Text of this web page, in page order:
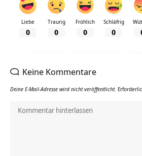
Liebe
0
Traurig
0
Fröhlich
0
Schläfrig
0
Keine Kommentare
Deine E-Mail-Adresse wird nicht veröffentlicht.